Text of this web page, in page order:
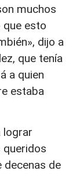
muchos
que esto
dijo a
que tenía
a quien
estaba
lograr
queridos
decenas de